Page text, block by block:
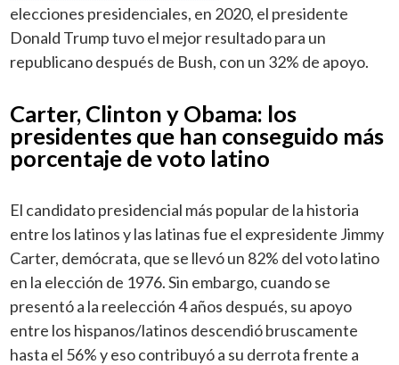
elecciones presidenciales, en 2020, el presidente
Donald Trump tuvo el mejor resultado para un
republicano después de Bush, con un 32% de apoyo.
Carter, Clinton y Obama: los
presidentes que han conseguido más
porcentaje de voto latino
El candidato presidencial más popular de la historia
entre los latinos y las latinas fue el expresidente Jimmy
Carter, demócrata, que se llevó un 82% del voto latino
en la elección de 1976. Sin embargo, cuando se
presentó a la reelección 4 años después, su apoyo
entre los hispanos/latinos descendió bruscamente
hasta el 56% y eso contribuyó a su derrota frente a